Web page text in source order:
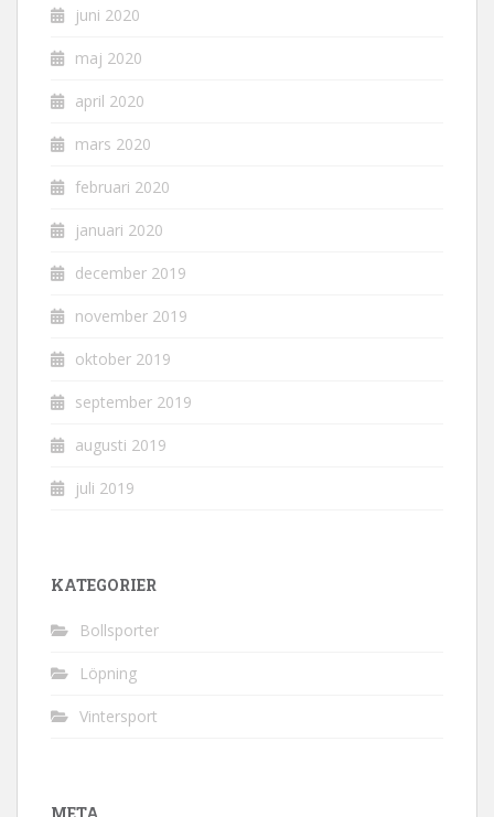
juni 2020
maj 2020
april 2020
mars 2020
februari 2020
januari 2020
december 2019
november 2019
oktober 2019
september 2019
augusti 2019
juli 2019
KATEGORIER
Bollsporter
Löpning
Vintersport